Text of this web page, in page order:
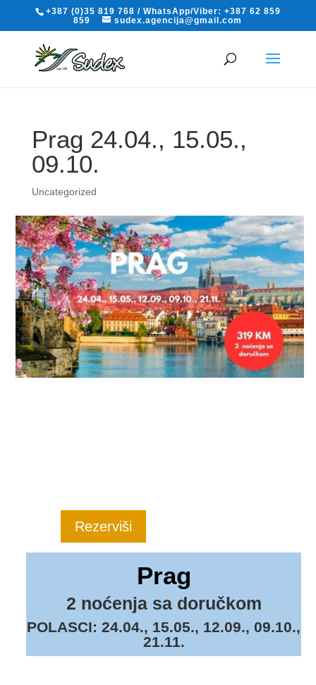
+387 (0)35 819 768 / WhatsApp/Viber: +387 62 859
859
sudex.agencija@gmail.com
Prag 24.04., 15.05.,
09.10.
Uncategorized
Rezerviši
Prag
2 noćenja sa doručkom
POLASCI:24.04., 15.05., 12.09., 09.10.,
21.11.